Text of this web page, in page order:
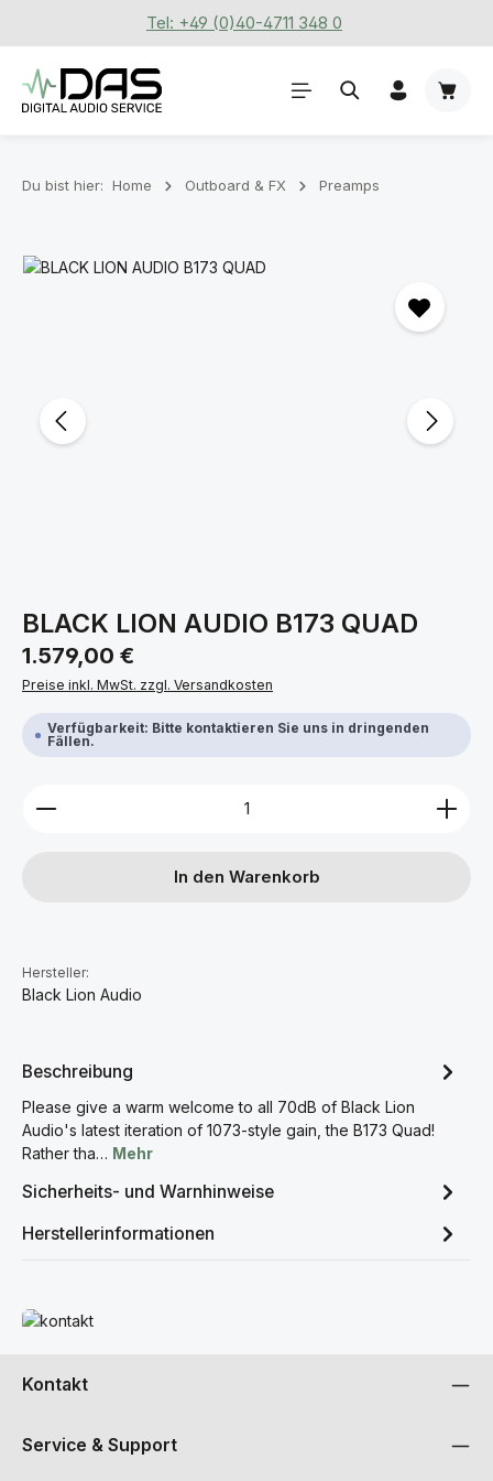
Zum Hauptinhalt springenTel: +49 (0)40-4711 348 0
Du bist hier: Home Outboard & FX Preamps
Bildergalerie überspringen
BLACK LION AUDIO B173 QUAD
Regulärer Preis:
1.579,00 €
Preise inkl. MwSt. zzgl. Versandkosten
Verfügbarkeit: Bitte kontaktieren Sie uns in dringenden
Fällen.
Produkt Anzahl: Gib den gewünschten Wert ein
In den Warenkorb
Hersteller:
Black Lion Audio
Beschreibung
Please give a warm welcome to all 70dB of Black Lion
Audio's latest iteration of 1073-style gain, the B173 Quad!
Rather tha… Mehr
Sicherheits- und Warnhinweise
Herstellerinformationen
Mehr erfahren
Kontakt
Service & Support